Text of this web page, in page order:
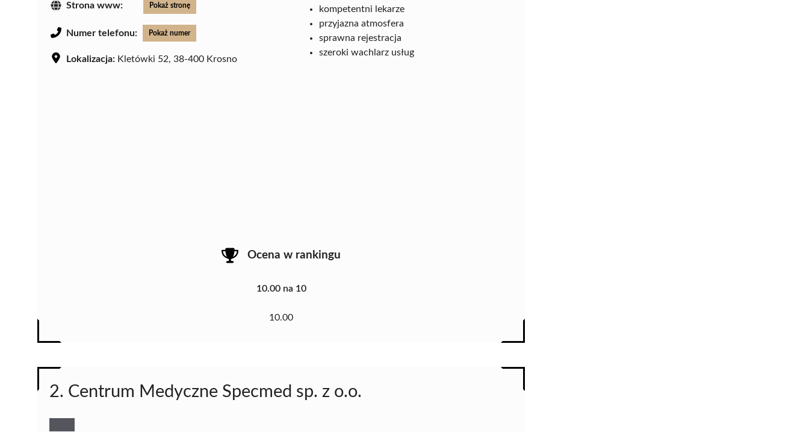
Strona www: Pokaż stronę
Numer telefonu: Pokaż numer
Lokalizacja: Kletówki 52, 38-400 Krosno
kompetentni lekarze
przyjazna atmosfera
sprawna rejestracja
szeroki wachlarz usług
Ocena w rankingu
10.00 na 10
10.00
2. Centrum Medyczne Specmed sp. z o.o.